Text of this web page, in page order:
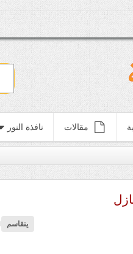
مقالات نافذة النور
يتقاسم